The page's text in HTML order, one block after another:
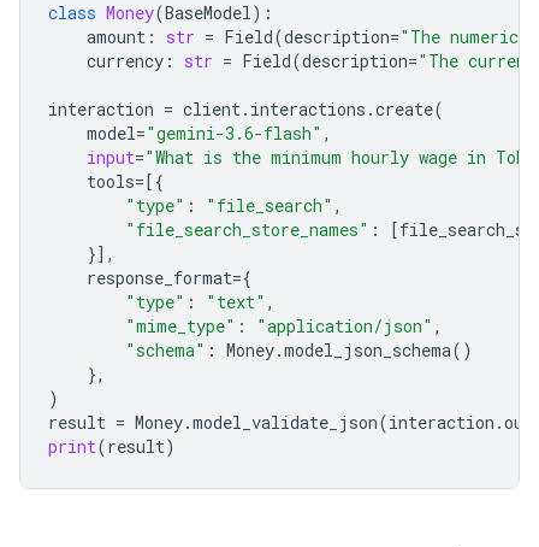
class Money(BaseModel):
amount : str = Field(description="The
currency : str = Field(description="The
interaction = client. interactions .create(
model="gemini-3.6-flash" ,
input="What is the minimum hourly wage in
tools=[{
"type" : "file_search" ,
"file_search_store_names" : [
}],
response_format={
"type" : "text" ,
"mime_type" : "application/json" ,
"schema" : Money.model_json_schema()
},
)
result = Money.model_validate_json(interaction .
print(result)